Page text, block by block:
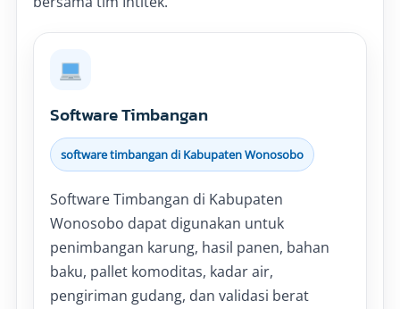
Software Timbangan
software timbangan di Kabupaten Wonosobo
Software Timbangan di Kabupaten
Wonosobo dapat digunakan untuk
penimbangan karung, hasil panen, bahan
baku, pallet komoditas, kadar air,
pengiriman gudang, dan validasi berat